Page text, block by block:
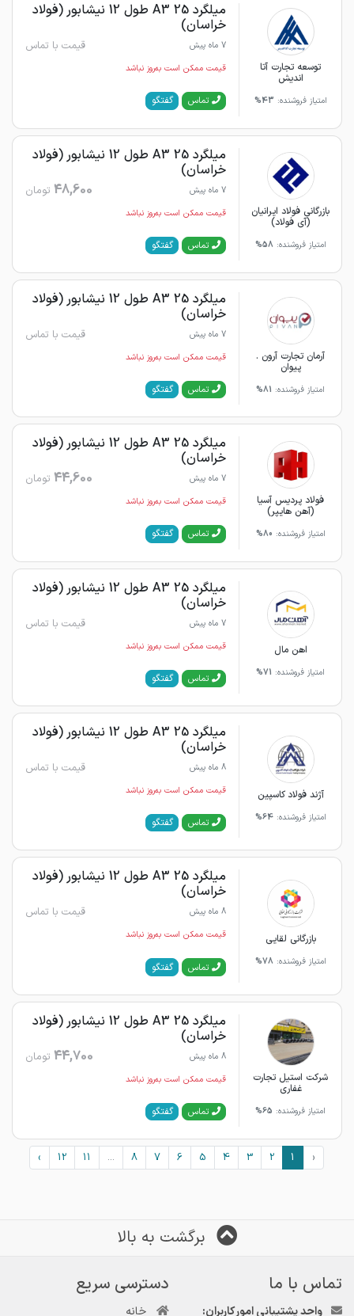
توسعه تجارت آتا
اندیش
امتیاز فروشنده: 43%
میلگرد 25 A3 طول 12 نیشابور (فولاد
خراسان)
7 ماه پیش قیمت با تماس
قیمت ممکن است به‌روز نباشد
تماس گفتگو
بازرگانی فولاد ایرانیان
(آی فولاد)
امتیاز فروشنده: 58%
میلگرد 25 A3 طول 12 نیشابور (فولاد
خراسان)
7 ماه پیش 48,600 تومان
قیمت ممکن است به‌روز نباشد
تماس گفتگو
آرمان تجارت آرون .
پیوان
امتیاز فروشنده: 81%
میلگرد 25 A3 طول 12 نیشابور (فولاد
خراسان)
7 ماه پیش قیمت با تماس
قیمت ممکن است به‌روز نباشد
تماس گفتگو
فولاد پردیس آسیا
(آهن هایپر)
امتیاز فروشنده: 80%
میلگرد 25 A3 طول 12 نیشابور (فولاد
خراسان)
7 ماه پیش 44,600 تومان
قیمت ممکن است به‌روز نباشد
تماس گفتگو
اهن مال
امتیاز فروشنده: 71%
میلگرد 25 A3 طول 12 نیشابور (فولاد
خراسان)
7 ماه پیش قیمت با تماس
قیمت ممکن است به‌روز نباشد
تماس گفتگو
آژند فولاد کاسپین
امتیاز فروشنده:64%
میلگرد 25 A3 طول 12 نیشابور (فولاد
خراسان)
8 ماه پیش قیمت با تماس
قیمت ممکن است به‌روز نباشد
تماس گفتگو
بازرگانی لقایی
امتیاز فروشنده: 78%
میلگرد 25 A3 طول 12 نیشابور (فولاد
خراسان)
8 ماه پیش قیمت با تماس
قیمت ممکن است به‌روز نباشد
تماس گفتگو
شرکت استیل تجارت
غفاری
امتیاز فروشنده: 65%
میلگرد 25 A3 طول 12 نیشابور (فولاد
خراسان)
8 ماه پیش 44,700 تومان
قیمت ممکن است به‌روز نباشد
تماس گفتگو
‹
1
2
3
4
5
6
7
8
...
11
12
›
برگشت به بالا
تماس با ما
واحد پشتیبانی امور کاربران:
دسترسی سریع
خانه